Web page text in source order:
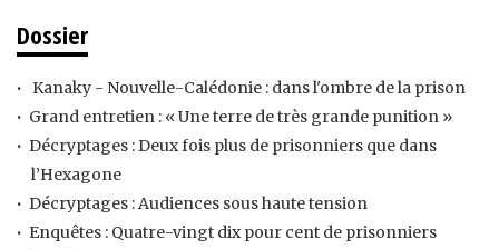
Dossier
Kanaky - Nouvelle-Calédonie : dans l'ombre de la prison
Grand entretien : « Une terre de très grande punition »
Décryptages : Deux fois plus de prisonniers que dans
l’Hexagone
Décryptages : Audiences sous haute tension
Enquêtes : Quatre-vingt dix pour cent de prisonniers